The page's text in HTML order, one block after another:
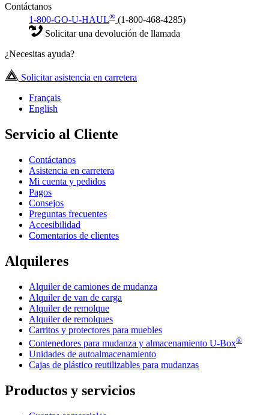
Contáctanos
1-800-GO-U-HAUL® (1-800-468-4285)
Solicitar una devolución de llamada
¿Necesitas ayuda?
Solicitar asistencia en carretera
Français
English
Servicio al Cliente
Contáctanos
Asistencia en carretera
Mi cuenta y pedidos
Pagos
Consejos
Preguntas frecuentes
Accesibilidad
Comentarios de clientes
Alquileres
Alquiler de camiones de mudanza
Alquiler de van de carga
Alquiler de remolque
Alquiler de remolques
Carritos y protectores para muebles
Contenedores para mudanza y almacenamiento U-Box®
Unidades de autoalmacenamiento
Cajas de plástico reutilizables para mudanzas
Productos y servicios